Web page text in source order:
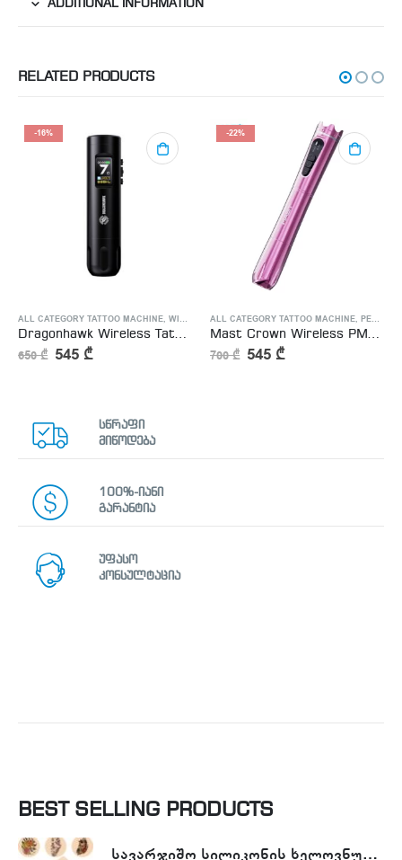
ADDITIONAL INFORMATION
RELATED PRODUCTS
-16%
ALL CATEGORY TATTOO MACHINE, WIRELESS TATTOO MACHINE
650₾ 545 ₾
-22%
ALL CATEGORY TATTOO MACHINE, PERMANENT MAKEUP MACHINE
700₾ 545 ₾
სწრაფი
მიწოდება
100%-იანი
გარანტია
უფასო
კონსულტაცია
BEST SELLING PRODUCTS
სავარჯიშო სილიკონის ხელოვნური კანი - Tattoo Practike skin